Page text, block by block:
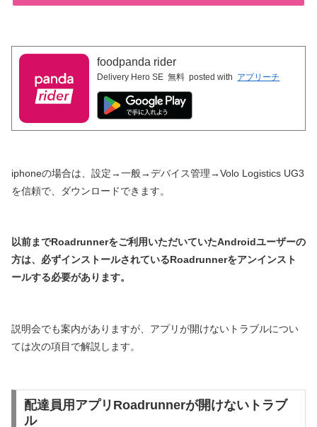
foodpanda rider
Delivery Hero SE 無料 posted with アプリーチ
iphoneの場合は、設定→一般→デバイス管理→Volo Logistics UG3
を信頼で、ダウンロードできます。
以前までRoadrunnerをご利用いただいていたAndroidユーザーの
方は、必ずインストールされているRoadrunnerをアンインスト
ールする必要があります。
説明会でも案内がありますが、アプリが開けないトラブルについ
ては次の項目で解説します。
配達員用アプリRoadrunnerが開けないトラブ
ル